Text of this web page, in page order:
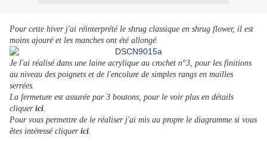
Pour cette hiver j'ai réinterprété le shrug classique en shrug flower, il est
moins ajouré et les manches ont été allongé.
Je l'ai réalisé dans une laine acrylique au crochet n°3, pour les finitions
au niveau des poignets et de l'encolure de simples rangs en mailles
serrées.
La fermeture est assurée par 3 boutons, pour le voir plus en détails
cliquer ici.
Pour vous permettre de le réaliser j'ai mis au propre le diagramme si vous
êtes intéressé cliquer ici.